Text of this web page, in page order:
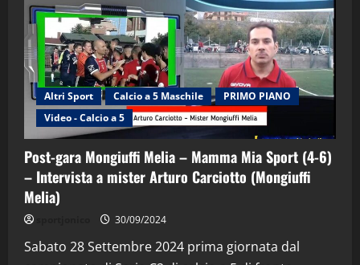
Altri Sport Calcio a 5 Maschile
PRIMO PIANO
Video - Calcio a 5
Post-gara Mongiuffi Melia – Mamma Mia Sport (4-6)
– Intervista a mister Arturo Carciotto (Mongiuffi
Melia)
30/09/2024
Sabato 28 Settembre 2024 prima giornata dal